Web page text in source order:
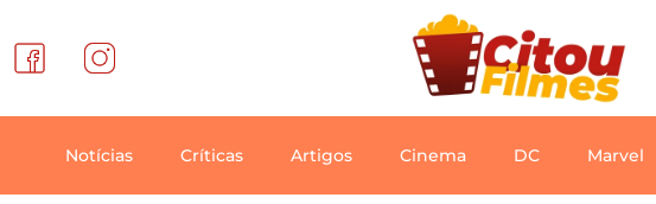
Notícias Críticas Artigos Cinema DC Marvel